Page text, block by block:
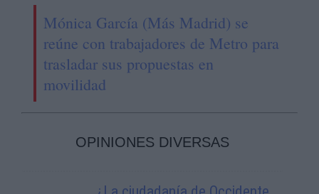
Mónica García (Más Madrid) se
reúne con trabajadores de Metro para
trasladar sus propuestas en
movilidad
OPINIONES DIVERSAS